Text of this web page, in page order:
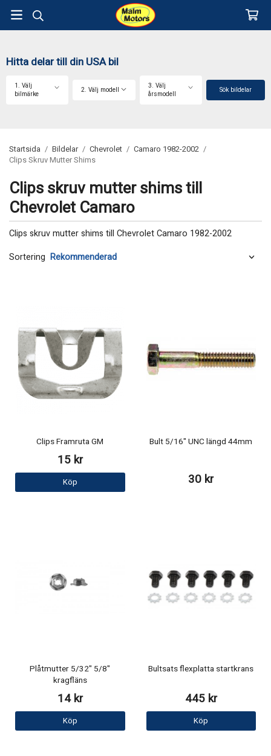
Hitta delar till din USA bil
1. Välj
bilmärke
2. Välj modell
3. Välj
årsmodell
Sök bildelar
Startsida / Bildelar / Chevrolet / Camaro 1982-2002 /
Clips Skruv Mutter Shims
Clips skruv mutter shims till
Chevrolet Camaro
Clips skruv mutter shims till Chevrolet Camaro 1982-2002
Sortering
Clips Framruta GM
15 kr
Köp
Bult 5/16" UNC längd 44mm
30 kr
Plåtmutter 5/32" 5/8"
kragfläns
14 kr
Köp
Bultsats flexplatta startkrans
445 kr
Köp